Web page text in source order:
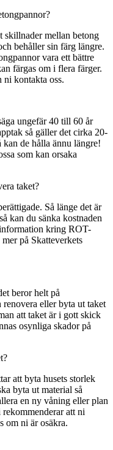
skillnader mellan betong
behåller sin färg längre.
vara ett bättre
färgas om i flera färger.
ni kontakta oss.
ungefär 40 till 60 år
så gäller det cirka 20-
de hålla ännu längre!
som kan orsaka
taket?
Så länge det är
kan du sänka kostnaden
kring ROT-
på Skatteverkets
beror helt på
eller byta ut taket
att taket är i gott skick
osynliga skador på
att byta husets storlek
byta ut material så
en ny våning eller plan
att ni
om ni är osäkra.